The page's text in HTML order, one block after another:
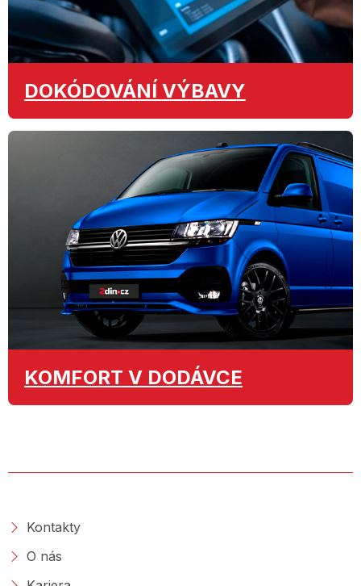
DOKÓDOVÁNÍ VÝBAVY
KOMFORT V DODÁVCE
Kontakty
O nás